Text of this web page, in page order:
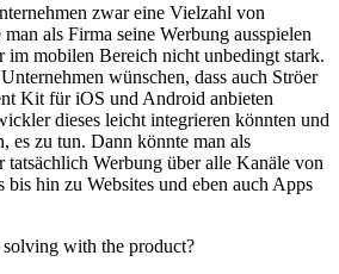
zwar eine Vielzahl von
man als Firma seine Werbung ausspielen
im mobilen Bereich nicht unbedingt stark.
wünschen, dass auch Ströer
Kit für iOS und Android anbieten
dieses leicht integrieren könnten und
es zu tun. Dann könnte man als
tatsächlich Werbung über alle Kanäle von
bis hin zu Websites und eben auch Apps
solving with the product?